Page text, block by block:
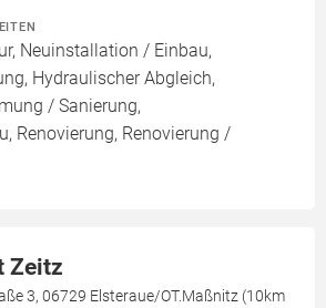
Neuinstallation / Einbau,
Hydraulischer Abgleich,
/ Sanierung,
Renovierung, Renovierung /
Zeitz
3, 06729 Elsteraue/OT.Maßnitz (10km